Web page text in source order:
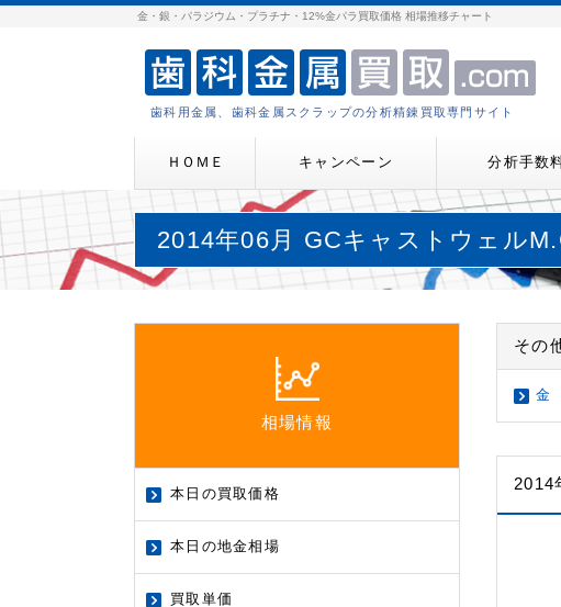
金・銀・パラジウム・プラチナ・12%金パラ買取価格 相場推移チャート
歯科用金属、歯科金属スクラップの分析精錬買取専門サイト
ＨＯＭＥ キャンペーン 分析手数
2014年06月 GCキャストウェル
その
金
2014
相場情報
本日の買取価格
本日の地金相場
買取単価